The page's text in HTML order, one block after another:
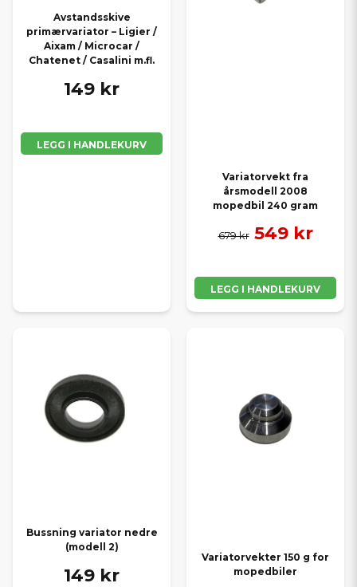
Avstandsskive
primærvariator – Ligier /
Aixam / Microcar /
Chatenet / Casalini m.fl.
149 kr
LEGG I HANDLEKURV
Variatorvekt fra
årsmodell 2008
mopedbil 240 gram
679 kr 549 kr
LEGG I HANDLEKURV
Bussning variator nedre
(modell 2)
149 kr
Variatorvekter 150 g for
mopedbiler